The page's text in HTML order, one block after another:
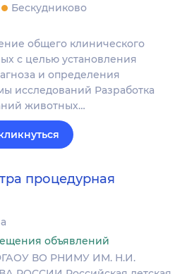
Бескудниково
общего клинического
с целью установления
и определения
исследований Разработка
животных…
процедурная
объявлений
ВО РНИМУ ИМ. Н.И.